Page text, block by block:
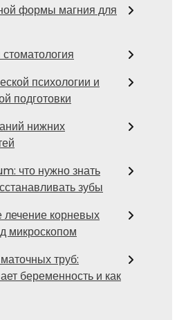
формы магния для
психологии и
подготовки
нижних
что нужно знать
зубы
лечение корневых
микроскопом
труб:
беременность и как